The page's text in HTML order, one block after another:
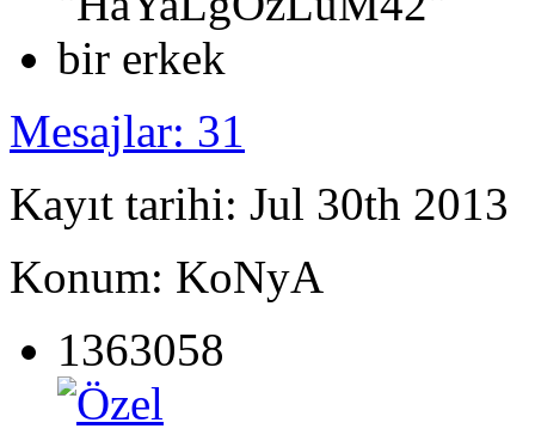
Mesajlar: 31
Kayıt tarihi: Jul 30th 2013
Konum: KoNyA
1363058